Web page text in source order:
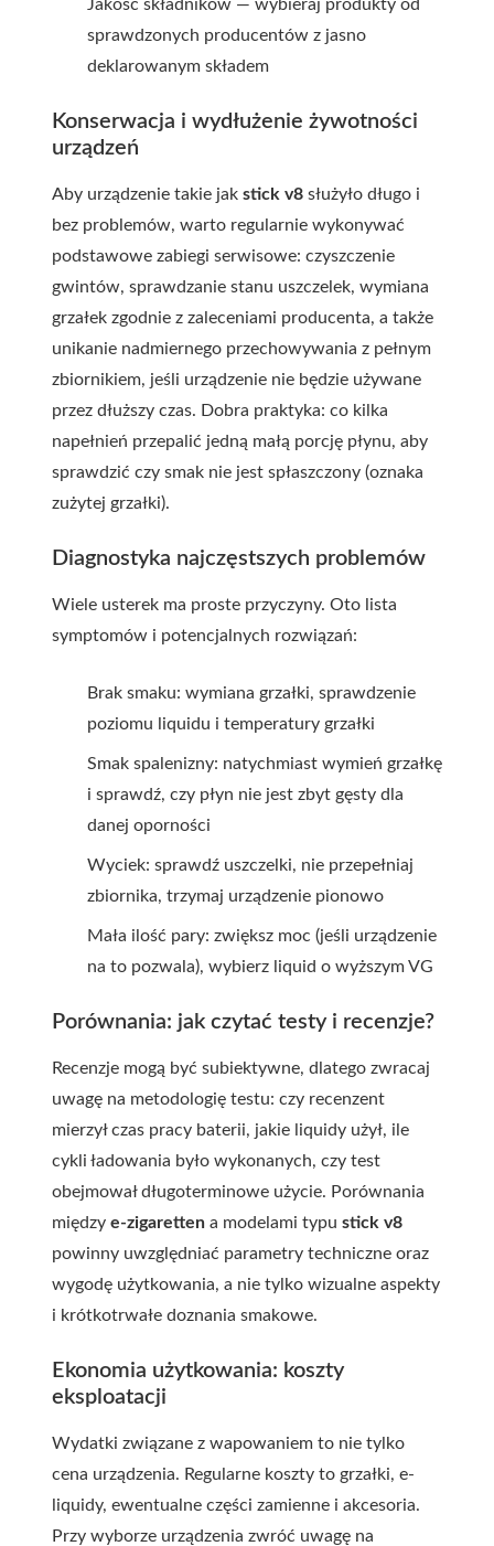
Jakość składników — wybieraj produkty od
sprawdzonych producentów z jasno
deklarowanym składem
Konserwacja i wydłużenie żywotności
urządzeń
Aby urządzenie takie jak stick v8 służyło długo i
bez problemów, warto regularnie wykonywać
podstawowe zabiegi serwisowe: czyszczenie
gwintów, sprawdzanie stanu uszczelek, wymiana
grzałek zgodnie z zaleceniami producenta, a także
unikanie nadmiernego przechowywania z pełnym
zbiornikiem, jeśli urządzenie nie będzie używane
przez dłuższy czas. Dobra praktyka: co kilka
napełnień przepalić jedną małą porcję płynu, aby
sprawdzić czy smak nie jest spłaszczony (oznaka
zużytej grzałki).
Diagnostyka najczęstszych problemów
Wiele usterek ma proste przyczyny. Oto lista
symptomów i potencjalnych rozwiązań:
Brak smaku: wymiana grzałki, sprawdzenie
poziomu liquidu i temperatury grzałki
Smak spalenizny: natychmiast wymień grzałkę
i sprawdź, czy płyn nie jest zbyt gęsty dla
danej oporności
Wyciek: sprawdź uszczelki, nie przepełniaj
zbiornika, trzymaj urządzenie pionowo
Mała ilość pary: zwiększ moc (jeśli urządzenie
na to pozwala), wybierz liquid o wyższym VG
Porównania: jak czytać testy i recenzje?
Recenzje mogą być subiektywne, dlatego zwracaj
uwagę na metodologię testu: czy recenzent
mierzył czas pracy baterii, jakie liquidy użył, ile
cykli ładowania było wykonanych, czy test
obejmował długoterminowe użycie. Porównania
między e-zigaretten a modelami typu stick v8
powinny uwzględniać parametry techniczne oraz
wygodę użytkowania, a nie tylko wizualne aspekty
i krótkotrwałe doznania smakowe.
Ekonomia użytkowania: koszty
eksploatacji
Wydatki związane z wapowaniem to nie tylko
cena urządzenia. Regularne koszty to grzałki, e-
liquidy, ewentualne części zamienne i akcesoria.
Przy wyborze urządzenia zwróć uwagę na